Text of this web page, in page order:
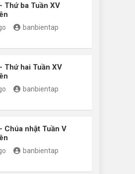
Thứ ba Tuần XV
banbientap
Thứ hai Tuần XV
banbientap
Chúa nhật Tuần V
banbientap